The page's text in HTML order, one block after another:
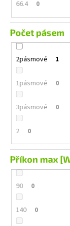
66.4 0
Počet pásem
2pásmové 1
1pásmové 0
3pásmové 0
2 0
Příkon max
90 0
140 0